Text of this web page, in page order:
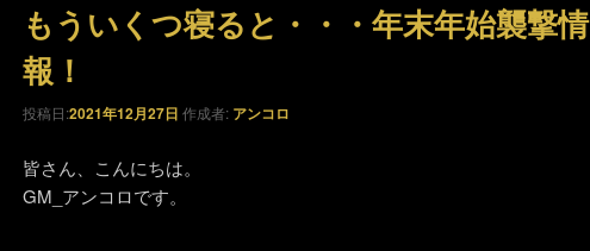
もういくつ寝ると・・・年末年始襲撃情
報！
投稿日:2021年12月27日 作成者: アンコロ
皆さん、こんにちは。
GM_アンコロです。